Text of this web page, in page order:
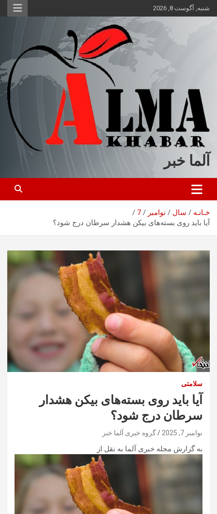
محتوا
شنبه, آگوست 8, 2026
آلما خبر
خـانـه سال نوامبر
7
آیا باید روی بسته‌های بیکن هشدار سرطان درج شود؟
سلامتی
آیا باید روی بسته‌های بیکن هشدار
سرطان درج شود؟
نوامبر 7, 2025 گروه خبری آلما خبر
به گزارش مجله خبری آلما به نقل از